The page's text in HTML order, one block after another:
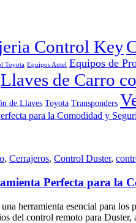
Control Key
Toyota Equipos Autel Equipos de
Llaves de Carro
de Llaves Toyota Transponders
, Cerrajeros, Control Duster,
Perfecta para la
herramienta esencial para
del control remoto para